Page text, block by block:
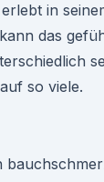
in
das
so viele.